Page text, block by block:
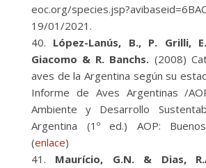
eoc.org/
19/01/2021.
López-Lanús, B., P. Grilli,
Giacomo & R. Banchs. (2008)
aves de la Argentina según su
Informe de Aves Argentinas /
Ambiente y Desarrollo
Argentina (1º ed.) AOP:
(enlace)
Maurício, G.N. & Dias,